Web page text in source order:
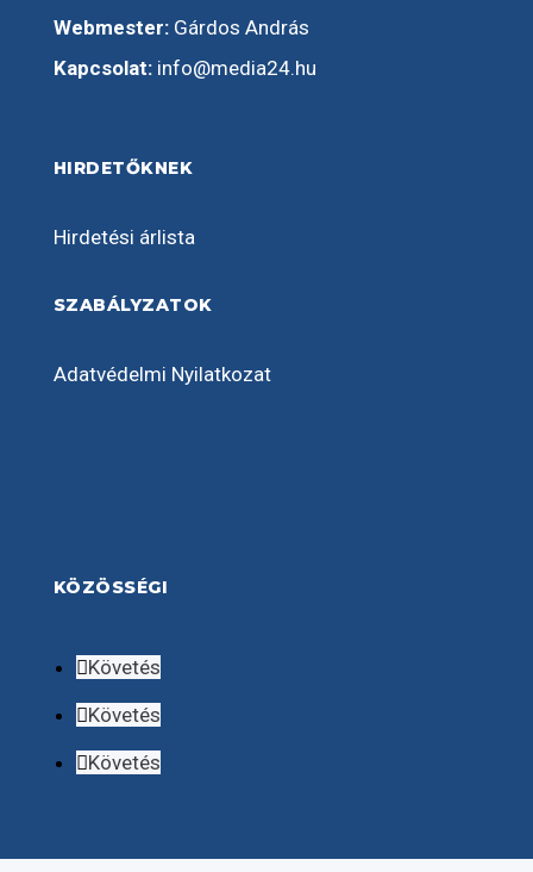
Webmester:Gárdos András
Kapcsolat: info@media24.hu
HIRDETŐKNEK
Hirdetési árlista
SZABÁLYZATOK
Adatvédelmi Nyilatkozat
KÖZÖSSÉGI
Követés
Követés
Követés